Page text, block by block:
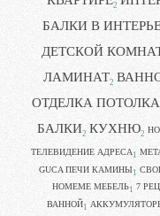
2
БАЛКИ В
ДЕТСКОЙ
ЛАМИНАТ2
ОТДЕЛКА ПОТОЛКА
БАЛКИ2 КУХНЮ2
ТЕЛЕВИДЕНИЕ АДРЕСА 1
GUCA ПЕЧИ КАМИНЫ1
HOMEME МЕБЕЛЬ1 7
ВАННОЙ1